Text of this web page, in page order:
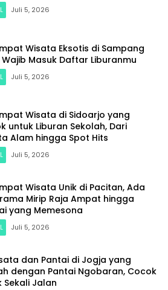
Juli 5, 2026
Wisata Eksotis di Sampang
Masuk Daftar Liburanmu
Juli 5, 2026
Wisata di Sidoarjo yang
untuk Liburan Sekolah, Dari
Alam hingga Spot Hits
Juli 5, 2026
Wisata Unik di Pacitan, Ada
Mirip Raja Ampat hingga
yang Memesona
Juli 5, 2026
dan Pantai di Jogja yang
dengan Pantai Ngobaran, Cocok
Sekali Jalan